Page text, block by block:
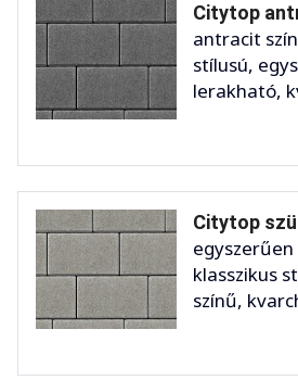
Citytop
antracit
stílusú,
lerakható,
Citytop
klasszikus
színű,